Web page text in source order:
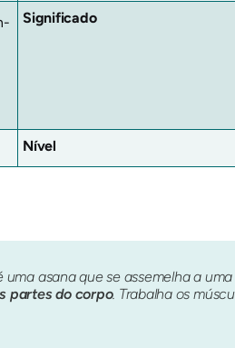
Significado
Nível
uma asana que se assemelha a
partes do corpo. Trabalha os